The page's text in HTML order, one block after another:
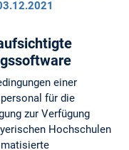
einer
für die
zur Verfügung
Hochschulen